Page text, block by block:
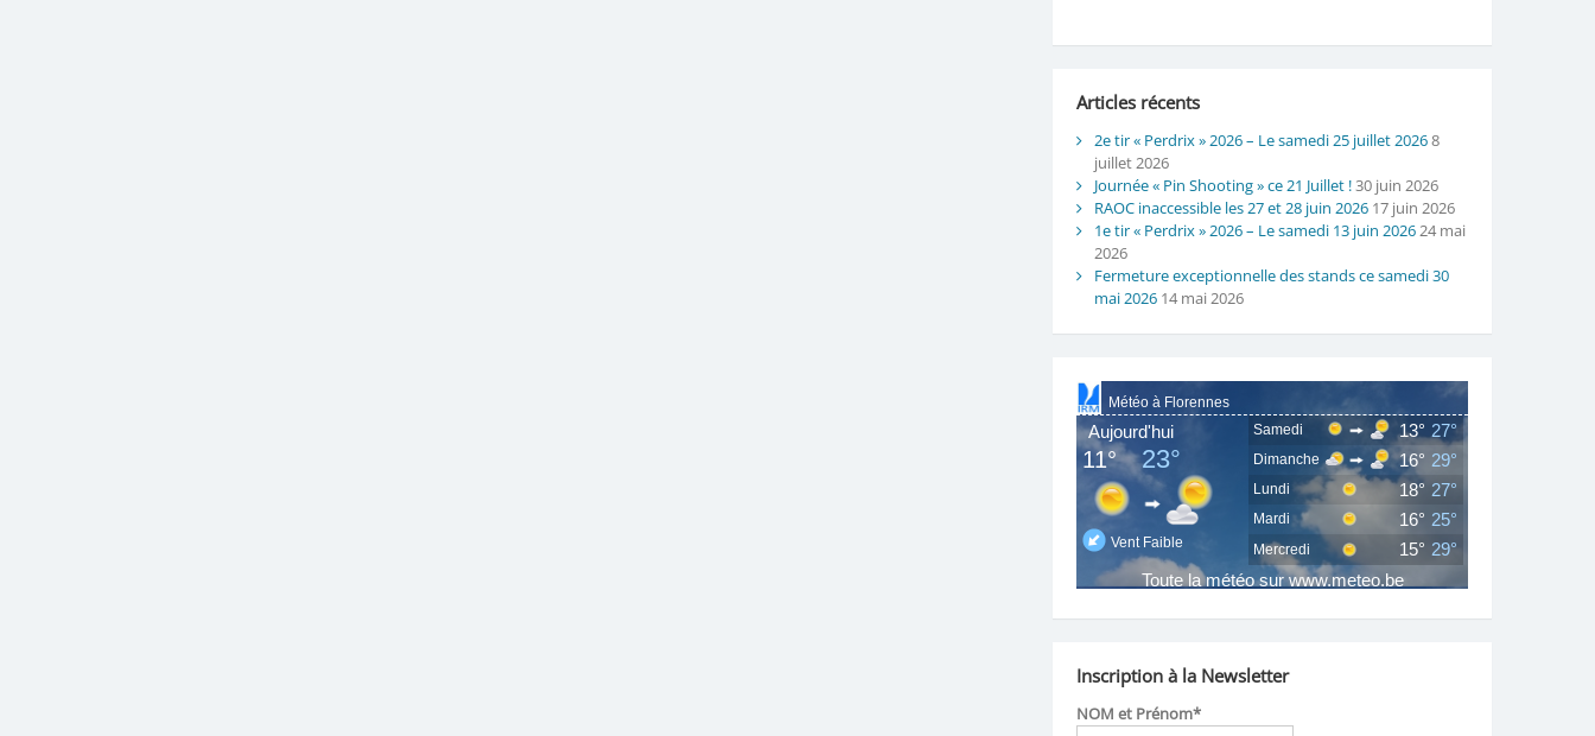
Articles récents
2e tir « Perdrix » 2026 – Le samedi 25 juillet 20268
juillet 2026
Journée « Pin Shooting » ce 21 Juillet !30 juin 2026
RAOC inaccessible les 27 et 28 juin 2026 17 juin 2026
1e tir « Perdrix » 2026 – Le samedi 13 juin 202624 mai
2026
Fermeture exceptionnelle des stands ce samedi 30
mai 2026 14 mai 2026
Inscription à la Newsletter
NOM et Prénom*